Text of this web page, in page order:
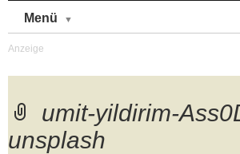
Menü
umit-yildirim-
unsplash